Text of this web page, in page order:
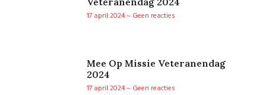
17 april 2024
Geen reacties
Mee Op Missie Veteranendag
2024
17 april 2024
Geen reacties